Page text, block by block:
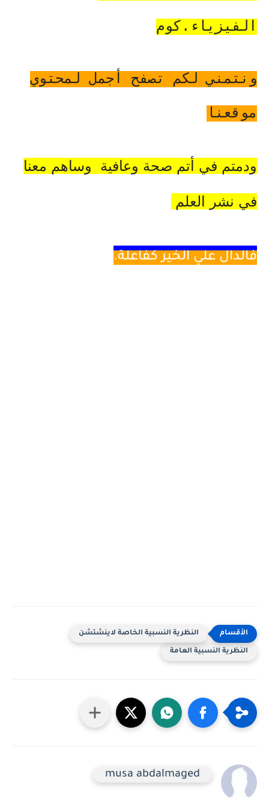
الفيزياء.كوم
ونتمني لكم تصفح أجمل لمحتوي
موقعنا
ودمتم في أتم صحة وعافية وساهم معنا
في نشر العلم
فالدال علي الخير كفاعلة.
النظرية النسبية الخاصة لاينشتشن
النظرية النسبية العامة
musa abdalmaged